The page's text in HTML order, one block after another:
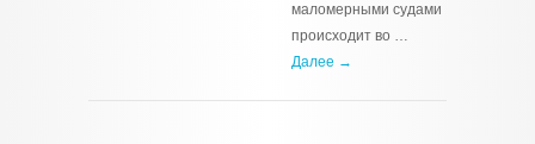
маломерными судами
происходит во …
Далее →